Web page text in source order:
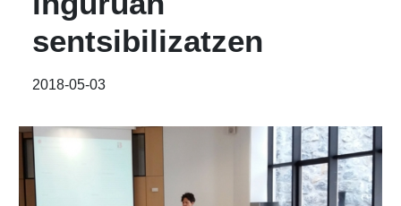
sentsibilizatzen
2018-05-03